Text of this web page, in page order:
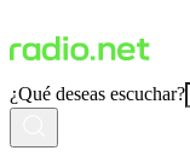
¿Qué deseas escuchar?